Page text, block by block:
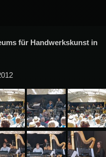
für Handwerkskunst in